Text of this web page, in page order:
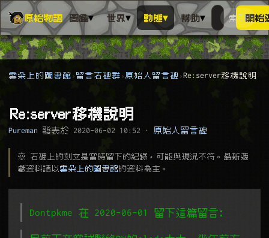
原始物語 圖鑑▾ 世界▾ 動態▾ 幫助▾
搜尋萬物
搜人物、
索引開始
雲朵上的圖書館 留言石碑群 原始人留言碑 Re:server移機說明
Re:server移機說明
Pureman 發表於 2020-06-02 10:52 · 原始人留言碑
※ 石碑上的刻文是當時留下的紀錄，可能與現況不符。最新遊
戲資料請以 雲朵上的圖書館的資料為主。
Dontpkme 在 2020-06-01 留下這篇留言﹕